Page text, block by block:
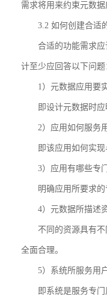
需求将用来约束元数
3.2 如何创建合适
合适的功能需求
计至少应回答以下问题
1）元数据应用要
即设计元数据时
2）应用如何服务
即该应用如何实
3）应用有哪些专
明确应用所要求
4）元数据所描述
不同的资源具有
全面合理。
5）系统所服务用
即系统是服务专